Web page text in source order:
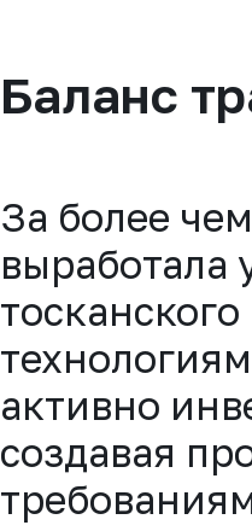
Баланс
За более
выработала
активно
создавая